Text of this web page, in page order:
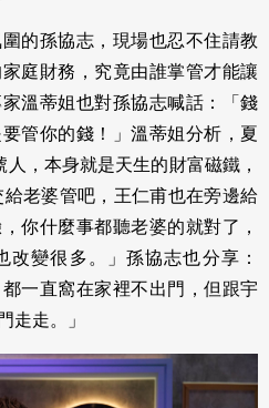
的孫協志，現場也忍不住請教
庭財務，究竟由誰掌管才能讓
溫蒂姐也對孫協志喊話：「錢
管你的錢！」溫蒂姐分析，夏
，本身就是天生的財富磁鐵，
老婆管吧，王仁甫也在旁邊給
你什麼事都聽老婆的就對了，
變很多。」孫協志也分享：
一直窩在家裡不出門，但跟宇
走走。」